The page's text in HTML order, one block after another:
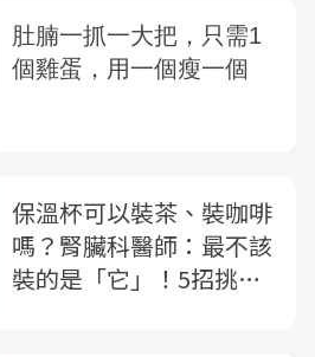
保溫杯可以裝茶、裝咖啡
嗎？腎臟科醫師：最不該
裝的是「它」！5招挑安